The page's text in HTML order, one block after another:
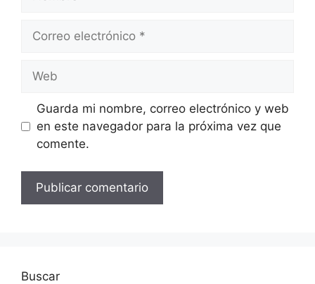
Correo
Web
Guarda mi nombre, correo electrónico y web
en este navegador para la próxima vez que
comente.
Buscar